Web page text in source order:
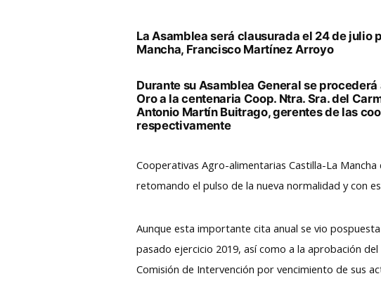
La Asamblea será clausurada el 24 de
Mancha, Francisco Martínez Arroyo
Durante su Asamblea General se
Oro a la centenaria Coop. Ntra. Sra. del
Antonio Martín Buitrago, gerentes de las
respectivamente
Cooperativas Agro-alimentarias Castilla-La Mancha
retomando el pulso de la nueva normalidad y con
Aunque esta importante cita anual se vio
pasado ejercicio 2019, así como a la aprobación
Comisión de Intervención por vencimiento de sus